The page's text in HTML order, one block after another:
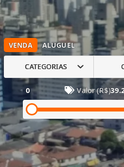
VENDA ALUGUEL
CATEGORIAS
0 Valor (R$)